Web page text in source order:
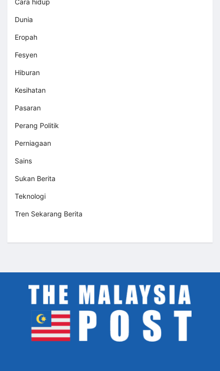
Cara hidup
Dunia
Eropah
Fesyen
Hiburan
Kesihatan
Pasaran
Perang Politik
Perniagaan
Sains
Sukan Berita
Teknologi
Tren Sekarang Berita